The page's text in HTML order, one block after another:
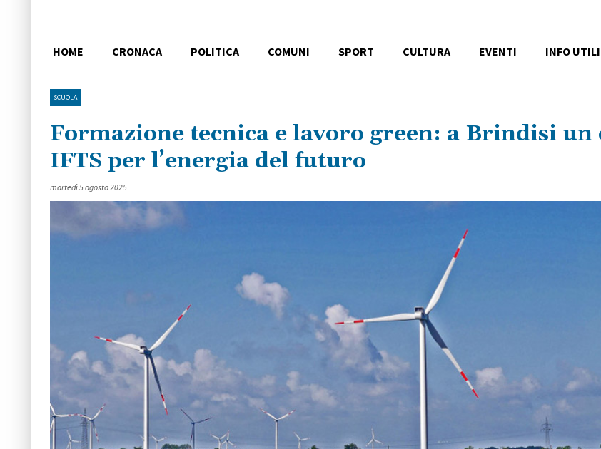
HOME CRONACA POLITICA COMUNI SPORT CULTURA EVENTI INFO UTILI
SCUOLA
Formazione tecnica e lavoro green: a Brindisi un
IFTS per l’energia del futuro
martedì 5 agosto 2025